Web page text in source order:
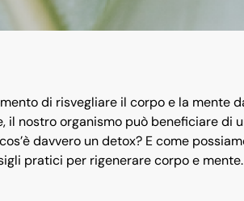
di risvegliare il corpo e la mente
nostro organismo può beneficiare di
davvero un detox? E come
pratici per rigenerare corpo e mente.